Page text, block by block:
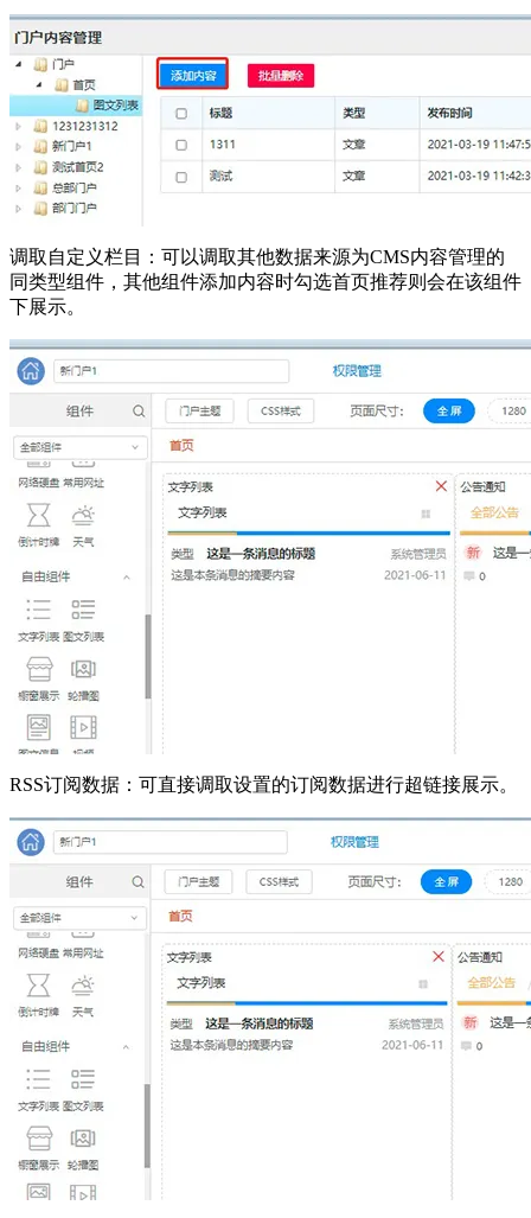
调取自定义栏目：可以调取其他数据来源为CMS内容管理的
同类型组件，其他组件添加内容时勾选首页推荐则会在该组件
下展示。
RSS订阅数据：可直接调取设置的订阅数据进行超链接展示。